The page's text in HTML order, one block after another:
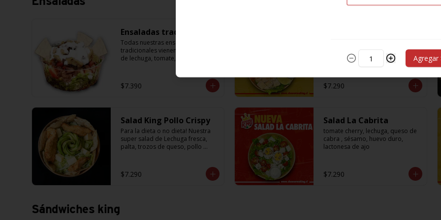
Ensaladas tradicionales
Todas nuestras ensaladas
tradicionales vienen con la base
de lechuga, tomate, cebolla,
acompañar y una salsa de
yogurth. Solo tienes que escoger
la proteína que más te guste.
$7.390
de zanahoria, tomate cherry, pollo
cocido, palta
$7.290
Salad King Pollo Crispy
Para la dieta o no dieta! Nuestra
super salad de Lechuga fresca,
palta, trozos de queso, pollo
$7.290
Salad La Cabrita
tomate cherry, lechuga, queso de
cabra , sésamo, huevo duro,
lactonesa de ajo
$7.290
Sándwiches king
Agregar